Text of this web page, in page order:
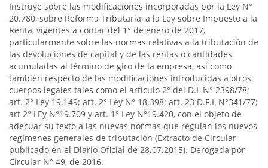
Instruye sobre las modificaciones incorporadas por la Ley N°
20.780, sobre Reforma Tributaria, a la Ley sobre Impuesto a la
Renta, vigentes a contar del 1° de enero de 2017,
particularmente sobre las normas relativas a la tributación de
las devoluciones de capital y de las rentas o cantidades
acumuladas al término de giro de la empresa, así como
también respecto de las modificaciones introducidas a otros
cuerpos legales tales como el artículo 2° del D.L N° 2398/78;
art. 2° Ley 19.149; art. 2° Ley N° 18.398; art. 23 D.F.L N°341/77;
art 2° LEy N°19.709 y art. 1° Ley N°19.420, con el objeto de
adecuar su texto a las nuevas normas que regulan los nuevos
regímenes generales de tributación (Extracto de Circular
publicado en el Diario Oficial de 28.07.2015). Derogada por
Circular N° 49, de 2016.